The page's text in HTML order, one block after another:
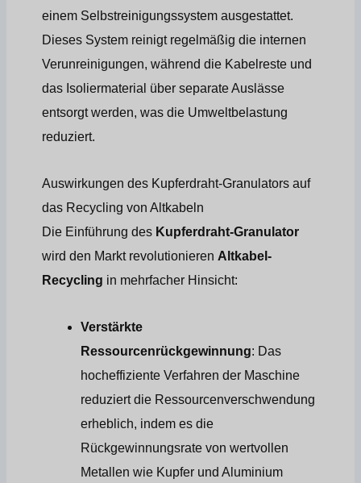
einem Selbstreinigungssystem ausgestattet.
Dieses System reinigt regelmäßig die internen
Verunreinigungen, während die Kabelreste und
das Isoliermaterial über separate Auslässe
entsorgt werden, was die Umweltbelastung
reduziert.
Auswirkungen des Kupferdraht-Granulators auf
das Recycling von Altkabeln
Die Einführung des Kupferdraht-Granulator
wird den Markt revolutionieren Altkabel-
Recycling in mehrfacher Hinsicht:
Verstärkte
Ressourcenrückgewinnung: Das
hocheffiziente Verfahren der Maschine
reduziert die Ressourcenverschwendung
erheblich, indem es die
Rückgewinnungsrate von wertvollen
Metallen wie Kupfer und Aluminium